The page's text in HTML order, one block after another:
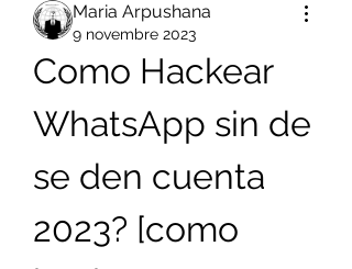
Maria Arpushana
9 novembre 2023
Como Hackear
WhatsApp sin de
se den cuenta
2023? [como